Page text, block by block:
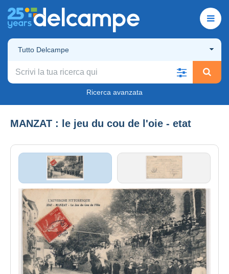
Tutto Delcampe
Ricerca avanzata
MANZAT : le jeu du cou de l'oie - etat